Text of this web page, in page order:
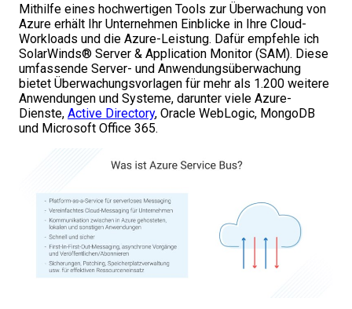
Mithilfe eines hochwertigen Tools zur Überwachung von
Azure erhält Ihr Unternehmen Einblicke in Ihre Cloud-
Workloads und die Azure-Leistung. Dafür empfehle ich
SolarWinds® Server & Application Monitor (SAM). Diese
umfassende Server- und Anwendungsüberwachung
bietet Überwachungsvorlagen für mehr als 1.200 weitere
Anwendungen und Systeme, darunter viele Azure-
Dienste, Active Directory, Oracle WebLogic, MongoDB
und Microsoft Office 365.